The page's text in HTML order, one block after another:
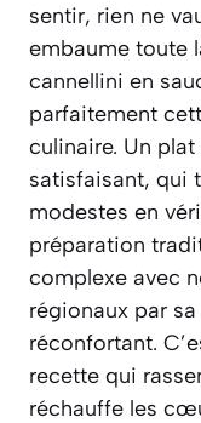
sentir, rien ne
embaume toute
cannellini en
parfaitement
culinaire. Un
satisfaisant, qui
modestes en
préparation
complexe avec
régionaux par
réconfortant.
recette qui
réchauffe les